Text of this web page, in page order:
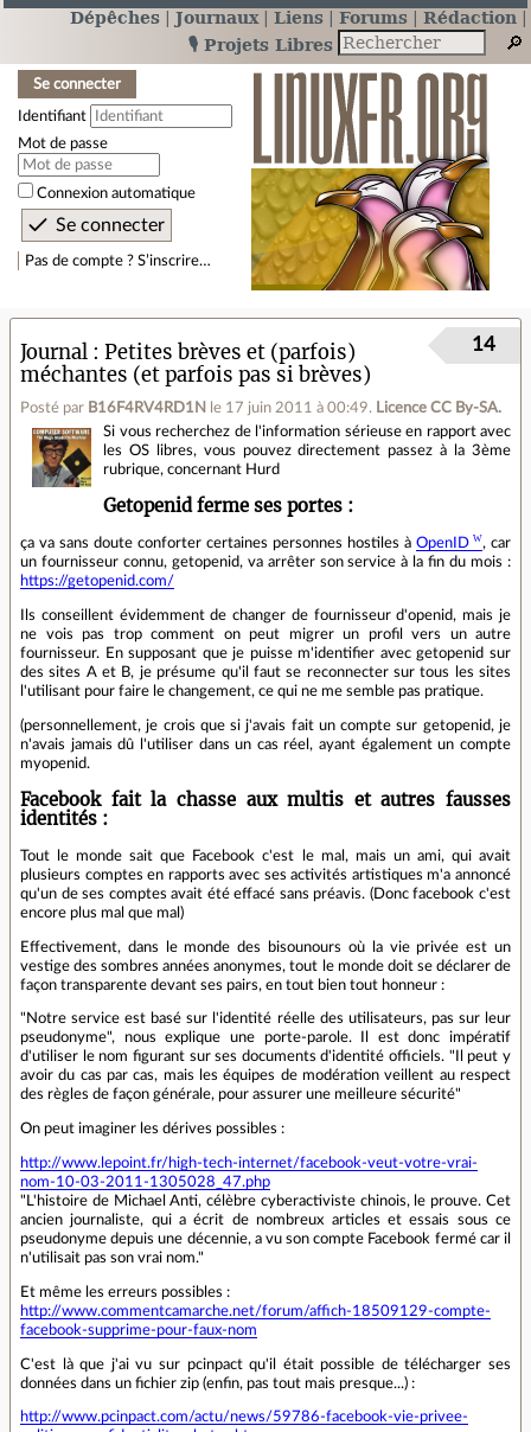
Dépêches Journaux Liens Forums
Rédaction
🎙️ Projets Libres
Se connecter
Identifiant
Mot de passe
Connexion automatique
Pas de compte ? S’inscrire…
Journal
Petites brèves et (parfois)
méchantes (et parfois pas si brèves)
Posté par B16F4RV4RD1N le 17 juin 2011 à 00:49. Licence CC By‑SA.
14
Si vous recherchez de l'information sérieuse en rapport avec
les OS libres, vous pouvez directement passez à la 3ème
rubrique, concernant Hurd
Getopenid ferme ses portes :
ça va sans doute conforter certaines personnes hostiles à OpenID
, car
un fournisseur connu, getopenid, va arrêter son service à la fin du mois :
https://getopenid.com/
Ils conseillent évidemment de changer de fournisseur d'openid, mais je
ne vois pas trop comment on peut migrer un profil vers un autre
fournisseur. En supposant que je puisse m'identifier avec getopenid sur
des sites A et B, je présume qu'il faut se reconnecter sur tous les sites
l'utilisant pour faire le changement, ce qui ne me semble pas pratique.
(personnellement, je crois que si j'avais fait un compte sur getopenid, je
n'avais jamais dû l'utiliser dans un cas réel, ayant également un compte
myopenid.
Facebook fait la chasse aux multis et autres fausses
identités :
Tout le monde sait que Facebook c'est le mal, mais un ami, qui avait
plusieurs comptes en rapports avec ses activités artistiques m'a annoncé
qu'un de ses comptes avait été effacé sans préavis. (Donc facebook c'est
encore plus mal que mal)
Effectivement, dans le monde des bisounours où la vie privée est un
vestige des sombres années anonymes, tout le monde doit se déclarer de
façon transparente devant ses pairs, en tout bien tout honneur :
"Notre service est basé sur l'identité réelle des utilisateurs, pas sur leur
pseudonyme", nous explique une porte-parole. Il est donc impératif
d'utiliser le nom figurant sur ses documents d'identité officiels. "Il peut y
avoir du cas par cas, mais les équipes de modération veillent au respect
des règles de façon générale, pour assurer une meilleure sécurité"
On peut imaginer les dérives possibles :
http://www.lepoint.fr/high-tech-internet/facebook-veut-votre-vrai-
nom-10-03-2011-1305028_47.php
"L'histoire de Michael Anti, célèbre cyberactiviste chinois, le prouve. Cet
ancien journaliste, qui a écrit de nombreux articles et essais sous ce
pseudonyme depuis une décennie, a vu son compte Facebook fermé car il
n'utilisait pas son vrai nom."
Et même les erreurs possibles :
http://www.commentcamarche.net/forum/affich-18509129-compte-
facebook-supprime-pour-faux-nom
C'est là que j'ai vu sur pcinpact qu'il était possible de télécharger ses
données dans un fichier zip (enfin, pas tout mais presque...) :
http://www.pcinpact.com/actu/news/59786-facebook-vie-privee-